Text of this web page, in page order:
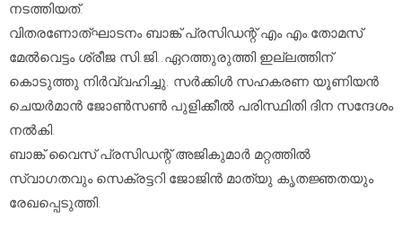
നടത്തിയത്.
വിതരണോത്ഘാടനം ബാങ്ക് പ്രസിഡന്റ് എം എം.തോമസ്
മേൽവെട്ടം ശ്രീജ സി.ജി..ഏറത്തുരുത്തി ഇല്ലത്തിന്
കൊടുത്തു നിർവ്വഹിച്ചു. സർക്കിൾ സഹകരണ യൂണിയൻ
ചെയർമാൻ ജോൺസൺ പുളിക്കീൽ പരിസ്ഥിതി ദിന സന്ദേശം
നൽകി.
ബാങ്ക് വൈസ് പ്രസിഡന്റ് അജികുമാർ മറ്റത്തിൽ
സ്വാഗതവും സെക്രട്ടറി ജോജിൻ മാത്യു കൃതജ്ഞതയും
രേഖപ്പെടുത്തി.